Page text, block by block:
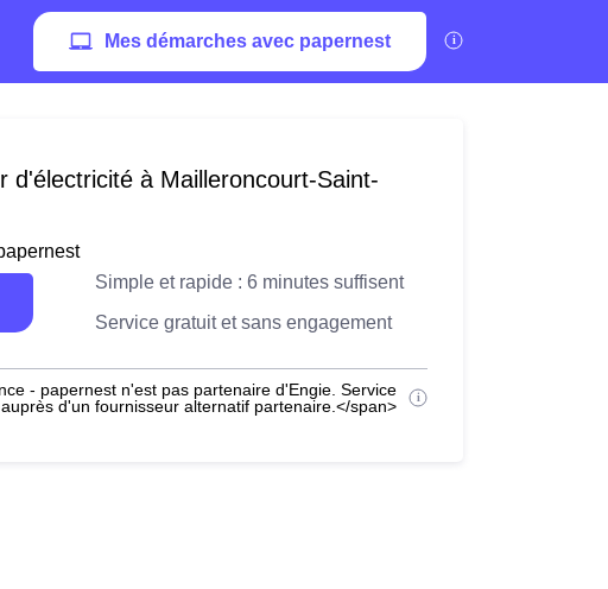
Mes démarches avec papernest
d'électricité à Mailleroncourt-Saint-
Simple et rapide : 6 minutes suffisent
Service gratuit et sans engagement
- papernest n'est pas partenaire d'Engie. Service
d'un fournisseur alternatif partenaire.</span>